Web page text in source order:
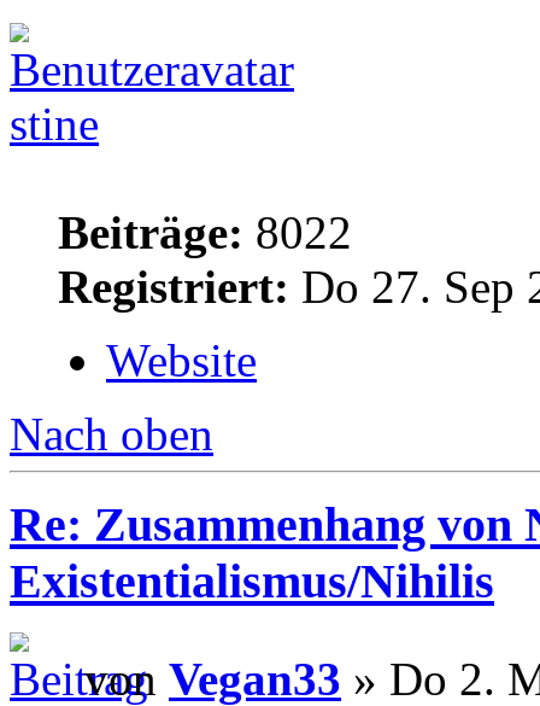
stine
Beiträge: 8022
Registriert: Do 27. Sep
Website
Nach oben
Re: Zusammenhang
Existentialismus/Nihilis
von Vegan33 » Do 2.